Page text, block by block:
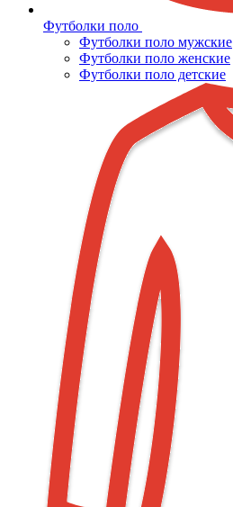
Футболки поло
Футболки поло мужские
Футболки поло женские
Футболки поло детские